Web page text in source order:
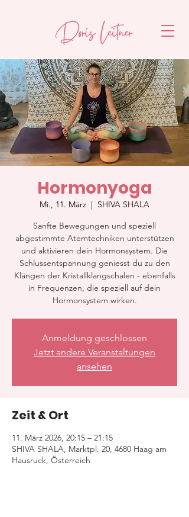
Hormonyoga
Mi., 11. März
  |
SHIVA SHALA
Sanfte Bewegungen und speziell
abgestimmte Atemtechniken unterstützen
und aktivieren dein Hormonsystem. Die
Schlussentspannung geniesst du zu den
Klängen der Kristallklangschalen - ebenfalls
in Frequenzen, die speziell auf dein
Hormonsystem wirken.
Anmeldung geschlossen
Jetzt andere Veranstaltungen
ansehen
Zeit & Ort
11. März 2026, 20:15 – 21:15
SHIVA SHALA, Marktpl. 20, 4680 Haag am
Hausruck, Österreich